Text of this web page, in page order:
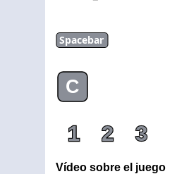
Spacebar
C
1 2 3
Vídeo sobre el juego